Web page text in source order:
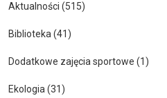
Aktualności (515)
Biblioteka(41)
Dodatkowe zajęcia sportowe (1)
Ekologia(31)